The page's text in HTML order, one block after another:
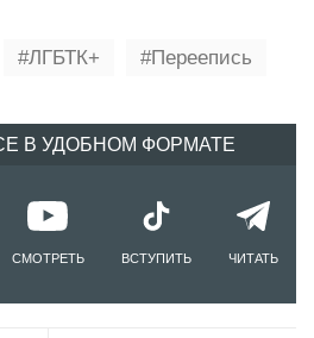
ЛГБТК+ Переепись
В УДОБНОМ ФОРМАТЕ
СМОТРЕТЬ ВСТУПИТЬ ЧИТАТЬ